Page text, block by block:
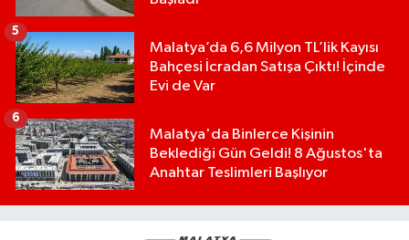
Malatya’da 6,6 Milyon TL’lik Kayısı
Bahçesi İcradan Satışa Çıktı! İçinde
Evi de Var
5
Malatya'da Binlerce Kişinin
Beklediği Gün Geldi! 8 Ağustos'ta
Anahtar Teslimleri Başlıyor
6